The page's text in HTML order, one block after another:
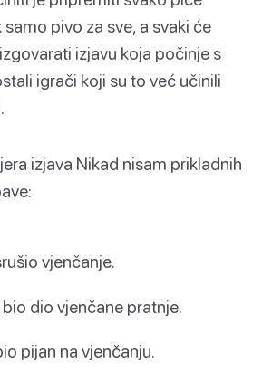
pivo za sve, a svaki će
izjavu koja počinje s
igrači koji su to već učinili
izjava Nikad nisam prikladnih
vjenčanje.
dio vjenčane pratnje.
pijan na vjenčanju.